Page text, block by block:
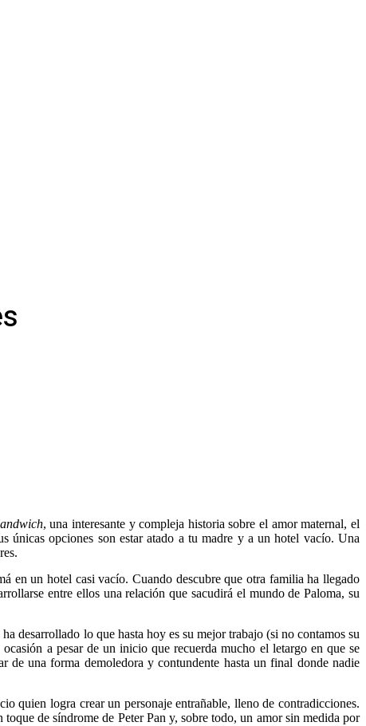
, una interesante y compleja historia sobre el amor maternal, el
únicas opciones son estar atado a tu madre y a un hotel vacío. Una
en un hotel casi vacío. Cuando descubre que otra familia ha llegado
entre ellos una relación que sacudirá el mundo de Paloma, su
desarrollado lo que hasta hoy es su mejor trabajo (si no contamos su
ocasión a pesar de un inicio que recuerda mucho el letargo en que se
de una forma demoledora y contundente hasta un final donde nadie
quien logra crear un personaje entrañable, lleno de contradicciones.
de síndrome de Peter Pan y, sobre todo, un amor sin medida por